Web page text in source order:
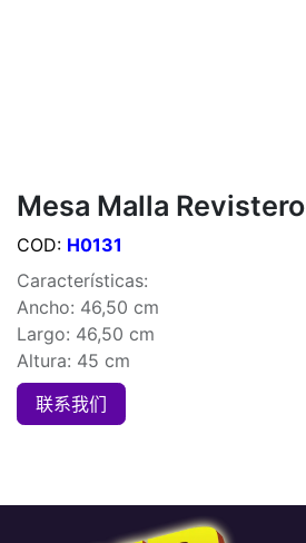
Mesa Malla Revistero
COD: H0131
Características:
Ancho: 46,50 cm
Largo: 46,50 cm
Altura: 45 cm
联系我们